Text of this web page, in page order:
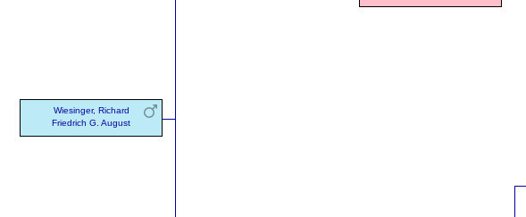
Wiesinger, Richard
Friedrich G. August